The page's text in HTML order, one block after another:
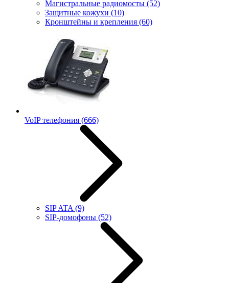
Магистральные радиомосты (52)
Защитные кожухи (10)
Кронштейны и крепления (60)
VoIP телефония (666)
SIP ATA (9)
SIP-домофоны (52)